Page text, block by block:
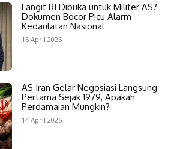
Langit RI Dibuka untuk Militer AS?
Dokumen Bocor Picu Alarm
Kedaulatan Nasional
15 April 2026
AS Iran Gelar Negosiasi Langsung
Pertama Sejak 1979, Apakah
Perdamaian Mungkin?
14 April 2026